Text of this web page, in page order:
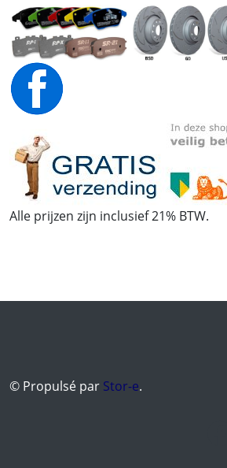
Alle prijzen zijn inclusief 21% BTW.
© Propulsé par Stor-e.